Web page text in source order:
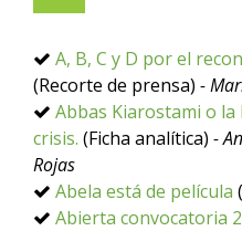
A, B, C y D por el
(Recorte de prensa) -
Abbas Kiarostami o
crisis. (Ficha analítica) -
Rojas
Abela está de película
Abierta convocatoria